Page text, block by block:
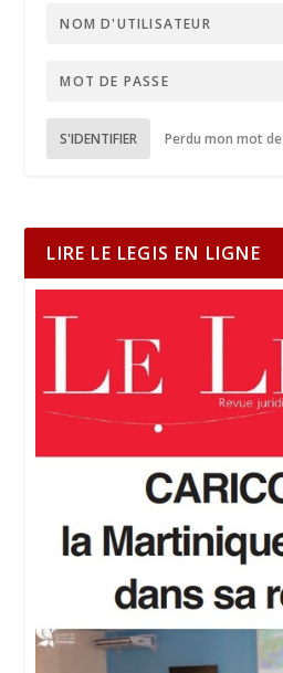
S'IDENTIFIER Perdu mon mot
LIRE LE LEGIS EN LIGNE